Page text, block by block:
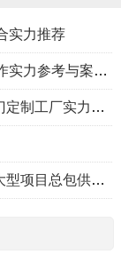
实力推荐
2026年资质齐全的AI搜索营销专业公司 合作实力参考与案例盘点
2026年用料扎实的农村自建房别墅入户大门定制工厂实力公司推荐
2026年甄选的户外广告机户外液晶显示屏大型项目总包供应商推荐